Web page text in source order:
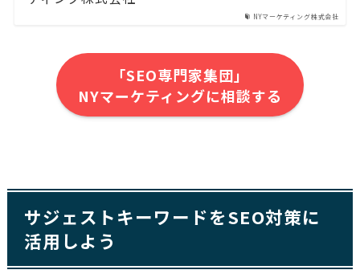
NYマーケティング株式会社
「SEO専門家集団」
NYマーケティングに相談する
サジェストキーワードをSEO対策に
活用しよう